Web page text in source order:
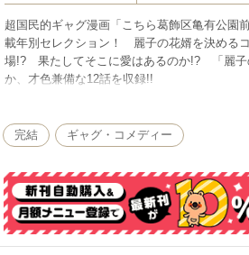
超国民的ギャグ漫画「こちら葛飾区亀有公園
載年別セレクション！ 麗子の花婿を決める
場!? 果たしてそこに愛はあるのか!? 「麗子
か、才色兼備な12話を収録!!
完結 ギャグ・コメディー